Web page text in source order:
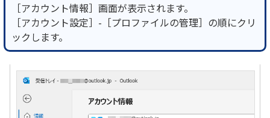
［アカウント情報］画面が表示されます。
［アカウント設定］-［プロファイルの管理］の順にクリ
ックします。